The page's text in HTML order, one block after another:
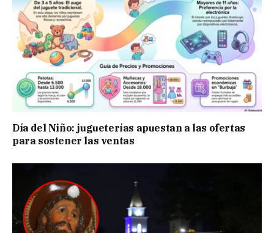
Día del Niño: jugueterías apuestan a las ofertas
para sostener las ventas